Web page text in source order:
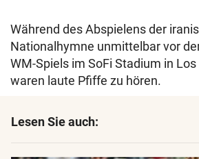
Während des Abspielens der
Nationalhymne unmittelbar vor
WM-Spiels im SoFi Stadium in
waren laute Pfiffe zu hören.
Lesen Sie auch: